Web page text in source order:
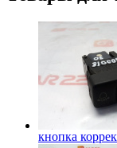
кнопка